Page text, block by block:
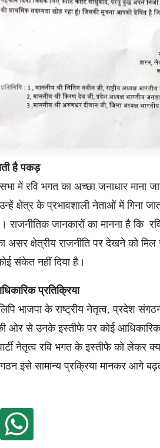
है पकड़
में रवि भगत का अच्छा जनाधार माना
क्षेत्र के प्रभावशाली नेताओं में गिना
राजनीतिक जानकारों का मानना है कि
क्षेत्रीय राजनीति पर देखने को मिल
संकेत नहीं दिया है।
प्रतिक्रिया
भाजपा के राष्ट्रीय नेतृत्व, प्रदेश
ओर से उनके इस्तीफे पर कोई आधिकारिक
नेतृत्व रवि भगत के इस्तीफे को लेकर
इसे सामान्य प्रक्रिया मानकर आगे